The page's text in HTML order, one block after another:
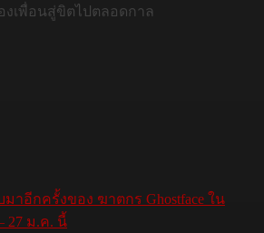
เพื่อนสู่ขิตไปตลอดกาล
มาอีกครั้งของ ฆาตกร Ghostface ใน
27 ม.ค. นี้